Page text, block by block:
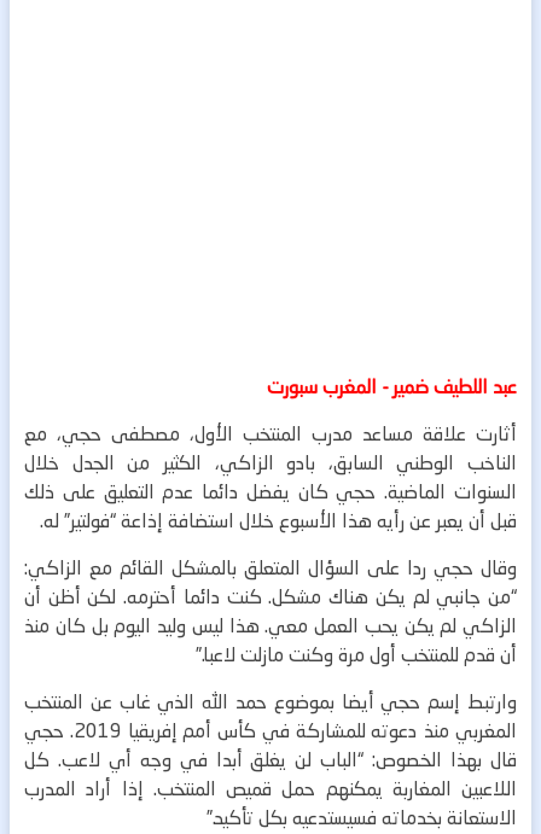
عبد اللطيف ضمير - المغرب سبورت
أثارت علاقة مساعد مدرب المنتخب الأول، مصطفى حجي، مع
الناخب الوطني السابق، بادو الزاكي، الكثير من الجدل خلال
السنوات الماضية. حجي كان يفضل دائما عدم التعليق على ذلك
قبل أن يعبر عن رأيه هذا الأسبوع خلال استضافة إذاعة “فولتير” له.
وقال حجي ردا على السؤال المتعلق بالمشكل القائم مع الزاكي:
“من جانبي لم يكن هناك مشكل. كنت دائما أحترمه. لكن أظن أن
الزاكي لم يكن يحب العمل معي. هذا ليس وليد اليوم بل كان منذ
أن قدم للمنتخب أول مرة وكنت مازلت لاعبا.”
وارتبط إسم حجي أيضا بموضوع حمد الله الذي غاب عن المنتخب
المغربي منذ دعوته للمشاركة في كأس أمم إفريقيا 2019. حجي
قال بهذا الخصوص: “الباب لن يغلق أبدا في وجه أي لاعب. كل
اللاعبين المغاربة يمكنهم حمل قميص المنتخب. إذا أراد المدرب
الاستعانة بخدماته فسيستدعيه بكل تأكيد.”